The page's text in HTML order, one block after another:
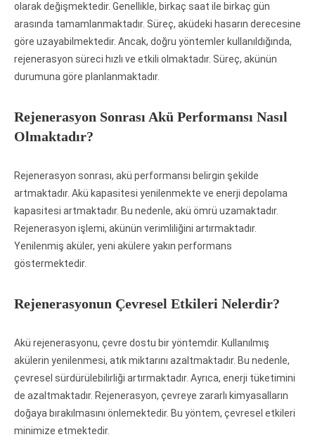
olarak değişmektedir. Genellikle, birkaç saat ile birkaç gün
arasında tamamlanmaktadır. Süreç, aküdeki hasarın derecesine
göre uzayabilmektedir. Ancak, doğru yöntemler kullanıldığında,
rejenerasyon süreci hızlı ve etkili olmaktadır. Süreç, akünün
durumuna göre planlanmaktadır.
Rejenerasyon Sonrası Akü Performansı Nasıl
Olmaktadır?
Rejenerasyon sonrası, akü performansı belirgin şekilde
artmaktadır. Akü kapasitesi yenilenmekte ve enerji depolama
kapasitesi artmaktadır. Bu nedenle, akü ömrü uzamaktadır.
Rejenerasyon işlemi, akünün verimliliğini artırmaktadır.
Yenilenmiş aküler, yeni akülere yakın performans
göstermektedir.
Rejenerasyonun Çevresel Etkileri Nelerdir?
Akü rejenerasyonu, çevre dostu bir yöntemdir. Kullanılmış
akülerin yenilenmesi, atık miktarını azaltmaktadır. Bu nedenle,
çevresel sürdürülebilirliği artırmaktadır. Ayrıca, enerji tüketimini
de azaltmaktadır. Rejenerasyon, çevreye zararlı kimyasalların
doğaya bırakılmasını önlemektedir. Bu yöntem, çevresel etkileri
minimize etmektedir.